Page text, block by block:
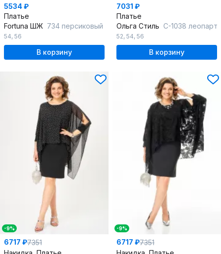
5534 ₽
Платье
Fortuna ШЖ 734 персиковый
54, 56
В корзину
7031 ₽
Платье
Ольга Стиль С-1038 леопарт
52, 54, 56
В корзину
-9%
6717 ₽7351
-9%
6717 ₽7351